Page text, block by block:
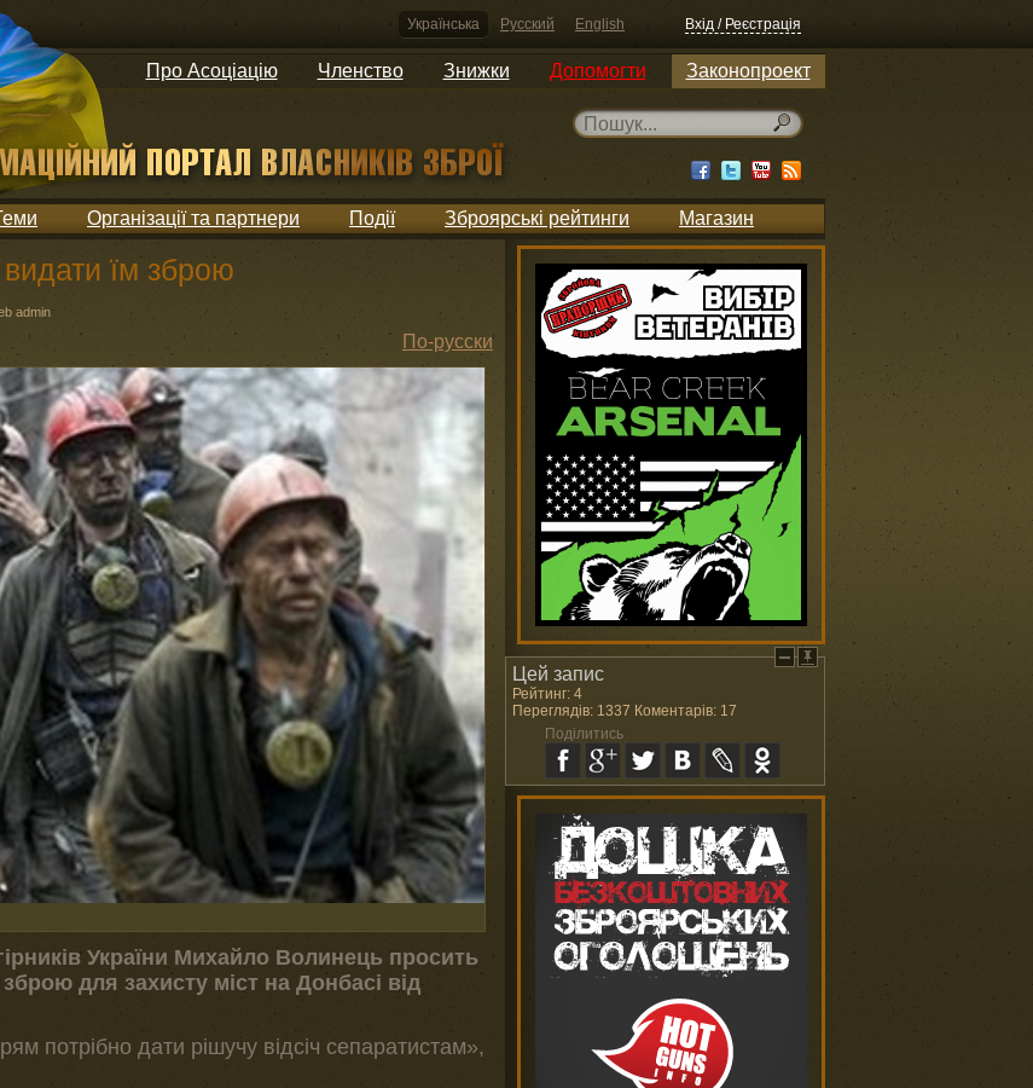
Українська Русский English Вхід / Реєстрація
Про Асоціацію Членство Знижки Допомогти Законопроект
Організації та партнери Події Зброярські рейтинги Магазин
видати їм зброю
admin
По-русски
України Михайло Волинець просить
для захисту міст на Донбасі від
потрібно дати рішучу відсіч сепаратистам»,
Цей запис
Рейтинг: 4
Переглядів: 1337 Коментарів: 17
Поділитись